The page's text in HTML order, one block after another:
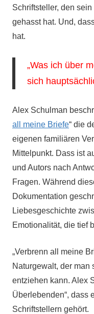
Schriftsteller, den
gehasst hat. Und,
hat.
„Was ich über
sich
Alex Schulman
all meine Briefe“ die
eigenen familiären
Mittelpunkt. Dass ist
und Autors nach
Fragen. Während
Dokumentation
Liebesgeschichte
Emotionalität, die tief
„Verbrenn all meine
Naturgewalt, der man
entziehen kann. Alex
Überlebenden“, dass
Schriftstellern gehört.